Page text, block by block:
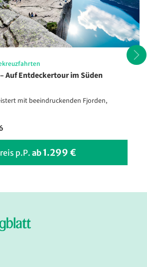
Nordsee: Bunte
- stock.adobe.com
– Auf Entdeckertour im Süden
mit beeindruckenden Fjorden,
p.P. ab 1.299 €